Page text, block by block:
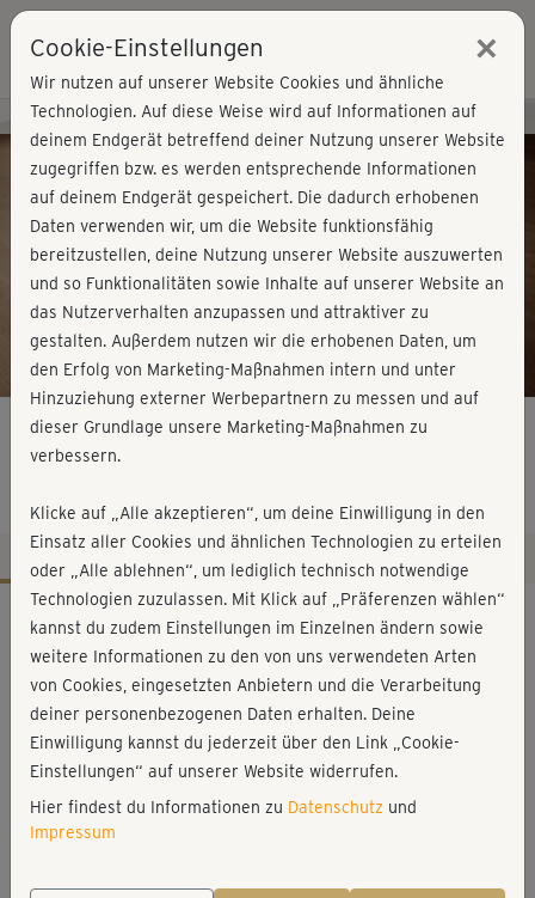
Play
Video
Kursvorschau - Jetzt mitmachen!
Hatha Yoga mit Astrid – Kurs 1
Workout-Facts
leicht
55 Min
164 kcal
Astrid Nöhring
Matte, Blöcke, Decke
Cookie-Einstellungen ×
Wir nutzen auf unserer Website Cookies und ähnliche
Technologien. Auf diese Weise wird auf Informationen auf
deinem Endgerät betreffend deiner Nutzung unserer Website
zugegriffen bzw. es werden entsprechende Informationen
auf deinem Endgerät gespeichert. Die dadurch erhobenen
Daten verwenden wir, um die Website funktionsfähig
bereitzustellen, deine Nutzung unserer Website auszuwerten
und so Funktionalitäten sowie Inhalte auf unserer Website an
das Nutzerverhalten anzupassen und attraktiver zu
gestalten. Außerdem nutzen wir die erhobenen Daten, um
den Erfolg von Marketing-Maßnahmen intern und unter
Hinzuziehung externer Werbepartnern zu messen und auf
dieser Grundlage unsere Marketing-Maßnahmen zu
verbessern.
Klicke auf „Alle akzeptieren“, um deine Einwilligung in den
Einsatz aller Cookies und ähnlichen Technologien zu erteilen
oder „Alle ablehnen“, um lediglich technisch notwendige
Technologien zuzulassen. Mit Klick auf „Präferenzen wählen“
kannst du zudem Einstellungen im Einzelnen ändern sowie
weitere Informationen zu den von uns verwendeten Arten
von Cookies, eingesetzten Anbietern und die Verarbeitung
deiner personenbezogenen Daten erhalten. Deine
Einwilligung kannst du jederzeit über den Link „Cookie-
Einstellungen“ auf unserer Website widerrufen.
Hier findest du Informationen zu Datenschutz und
Impressum